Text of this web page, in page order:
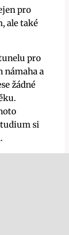
pro
ale také
pro
námaha a
žádné
si